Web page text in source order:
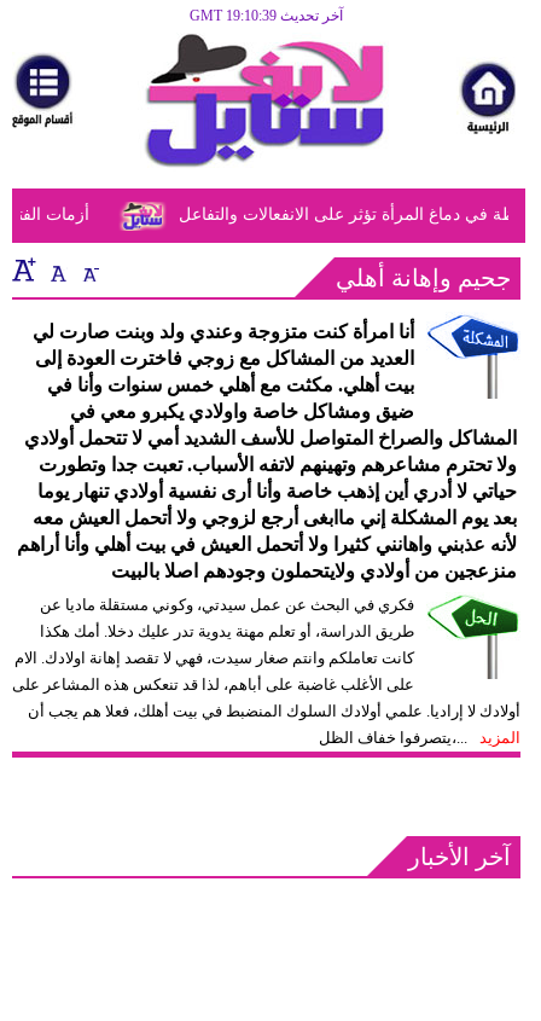
آخر تحديث GMT 19:10:39
مرأة
أزياء
أزياء
إسلامية
فن
ديكور
صحة
سياحة
وسفر
أبراج
مدوَنات
مشاكل
وحلول
أزمات دماغ المرأة تؤثر على الانفعالات والتفاعل
جحيم وإهانة أهلي
أنا امرأة كنت متزوجة وعندي ولد وبنت صارت لي
العديد من المشاكل مع زوجي فاخترت العودة إلى
بيت أهلي. مكثت مع أهلي خمس سنوات وأنا في
ضيق ومشاكل خاصة واولادي يكبرو معي في
المشاكل والصراخ المتواصل للأسف الشديد أمي لا تتحمل أولادي
ولا تحترم مشاعرهم وتهينهم لاتفه الأسباب. تعبت جدا وتطورت
حياتي لا أدري أين إذهب خاصة وأنا أرى نفسية أولادي تنهار يوما
بعد يوم المشكلة إني ماابغى أرجع لزوجي ولا أتحمل العيش معه
لأنه عذبني واهانني كثيرا ولا أتحمل العيش في بيت أهلي وأنا أراهم
منزعجين من أولادي ولايتحملون وجودهم اصلا بالبيت
فكري في البحث عن عمل سيدتي، وكوني مستقلة ماديا عن
طريق الدراسة، أو تعلم مهنة يدوية تدر عليك دخلا. أمك هكذا
كانت تعاملكم وانتم صغار سيدت، فهي لا تقصد إهانة اولادك. الام
على الأغلب غاضبة على أباهم، لذا قد تنعكس هذه المشاعر على
أولادك لا إراديا. علمي أولادك السلوك المنضبط في بيت أهلك، فعلا هم يجب أن
يتصرفوا خفاف الظل،...
المزيد
آخر الأخبار